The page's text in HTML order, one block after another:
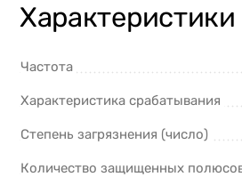
Характеристики
Частота
Характеристика срабатывания
Степень загрязнения (число)
Количество защищенных